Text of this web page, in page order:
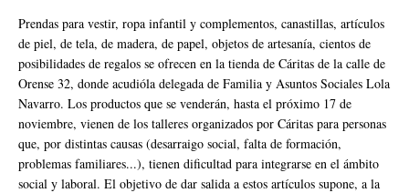
Prendas para vestir, ropa infantil y complementos, canastillas, artículos
de piel, de tela, de madera, de papel, objetos de artesanía, cientos de
posibilidades de regalos se ofrecen en la tienda de Cáritas de la calle de
Orense 32, donde acudióla delegada de Familia y Asuntos Sociales Lola
Navarro. Los productos que se venderán, hasta el próximo 17 de
noviembre, vienen de los talleres organizados por Cáritas para personas
que, por distintas causas (desarraigo social, falta de formación,
problemas familiares...), tienen dificultad para integrarse en el ámbito
social y laboral. El objetivo de dar salida a estos artículos supone, a la